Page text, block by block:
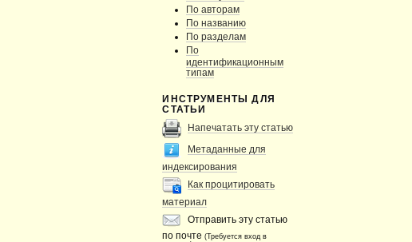
По авторам
По названию
По разделам
По
идентификационным
типам
ИНСТРУМЕНТЫ ДЛЯ
СТАТЬИ
Напечатать эту статью
Метаданные для
индексирования
Как процитировать
материал
Отправить эту статью
по почте(Требуется вход в